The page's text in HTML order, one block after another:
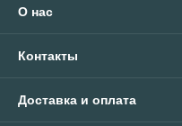
О нас
Контакты
Доставка и оплата